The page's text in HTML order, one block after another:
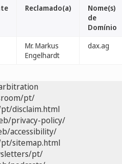
Reclamado(a)
Nome(s)
de
Domínio
Mr. Markus
Engelhardt
dax.ag
pt/
disclaim.html
privacy-policy/
accessibility/
sitemap.html
pt/